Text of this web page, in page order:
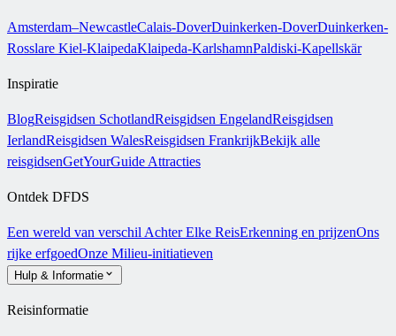
Amsterdam–NewcastleCalais-DoverDuinkerken-DoverDuinkerken-
Rosslare Kiel-KlaipedaKlaipeda-KarlshamnPaldiski-Kapellskär
Inspiratie
BlogReisgidsen SchotlandReisgidsen EngelandReisgidsen
IerlandReisgidsen WalesReisgidsen FrankrijkBekijk alle
reisgidsenGetYourGuide Attracties
Ontdek DFDS
Een wereld van verschil Achter Elke ReisErkenning en prijzenOns
rijke erfgoedOnze Milieu-initiatieven
Hulp & Informatie
Reisinformatie